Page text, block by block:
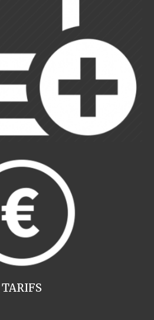
TARIFS